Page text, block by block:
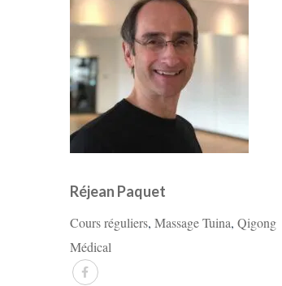
Réjean Paquet
Cours réguliers, Massage Tuina, Qigong
Médical